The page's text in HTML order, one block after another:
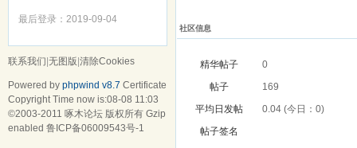
最后登录：2019-09-04
社区信息
精华帖子
0
帖子
169
平均日发帖
0.04 (今日：0)
帖子签名
联系我们 无图版 清除Cookies
Powered by phpwind v8.7 Certificate
Copyright Time now is:08-08 11:03
©2003-2011 啄木论坛 版权所有 Gzip
enabled 鲁ICP备06009543号-1